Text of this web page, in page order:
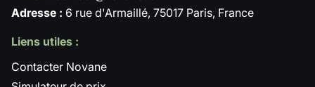
Adresse : 6 rue d'Armaillé, 75017 Paris, France
Liens utiles :
Contacter Novane